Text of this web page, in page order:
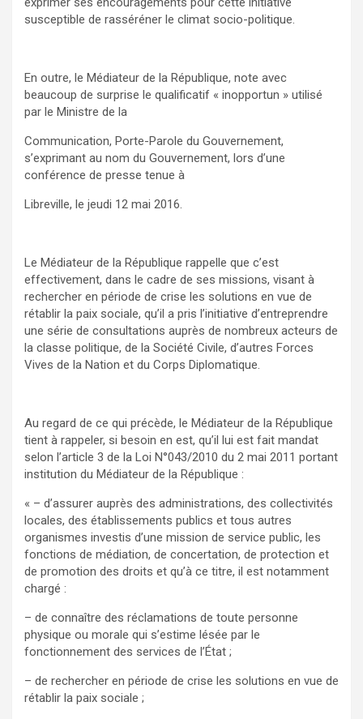
susceptible de rasséréner le climat socio-politique.
En outre, le Médiateur de la République, note avec
beaucoup de surprise le qualificatif « inopportun » utilisé
par le Ministre de la
Communication, Porte-Parole du Gouvernement,
s’exprimant au nom du Gouvernement, lors d’une
conférence de presse tenue à
Libreville, le jeudi 12 mai 2016.
Le Médiateur de la République rappelle que c’est
effectivement, dans le cadre de ses missions, visant à
rechercher en période de crise les solutions en vue de
rétablir la paix sociale, qu’il a pris l’initiative d’entreprendre
une série de consultations auprès de nombreux acteurs de
la classe politique, de la Société Civile, d’autres Forces
Vives de la Nation et du Corps Diplomatique.
Au regard de ce qui précède, le Médiateur de la République
tient à rappeler, si besoin en est, qu’il lui est fait mandat
selon l’article 3 de la Loi N°043/2010 du 2 mai 2011 portant
institution du Médiateur de la République :
« – d’assurer auprès des administrations, des collectivités
locales, des établissements publics et tous autres
organismes investis d’une mission de service public, les
fonctions de médiation, de concertation, de protection et
de promotion des droits et qu’à ce titre, il est notamment
chargé :
– de connaître des réclamations de toute personne
physique ou morale qui s’estime lésée par le
fonctionnement des services de l’État ;
– de rechercher en période de crise les solutions en vue de
rétablir la paix sociale ;